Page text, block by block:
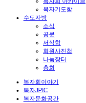
복자기도함
수도자방
소식
공문
서식함
회원사진첩
나눔장터
총회
복자회이야기
복자JPIC
복자문화공간